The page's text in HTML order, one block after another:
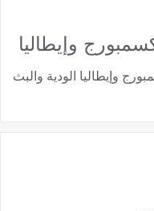
وإيطاليا
وإيطاليا الودية والبث